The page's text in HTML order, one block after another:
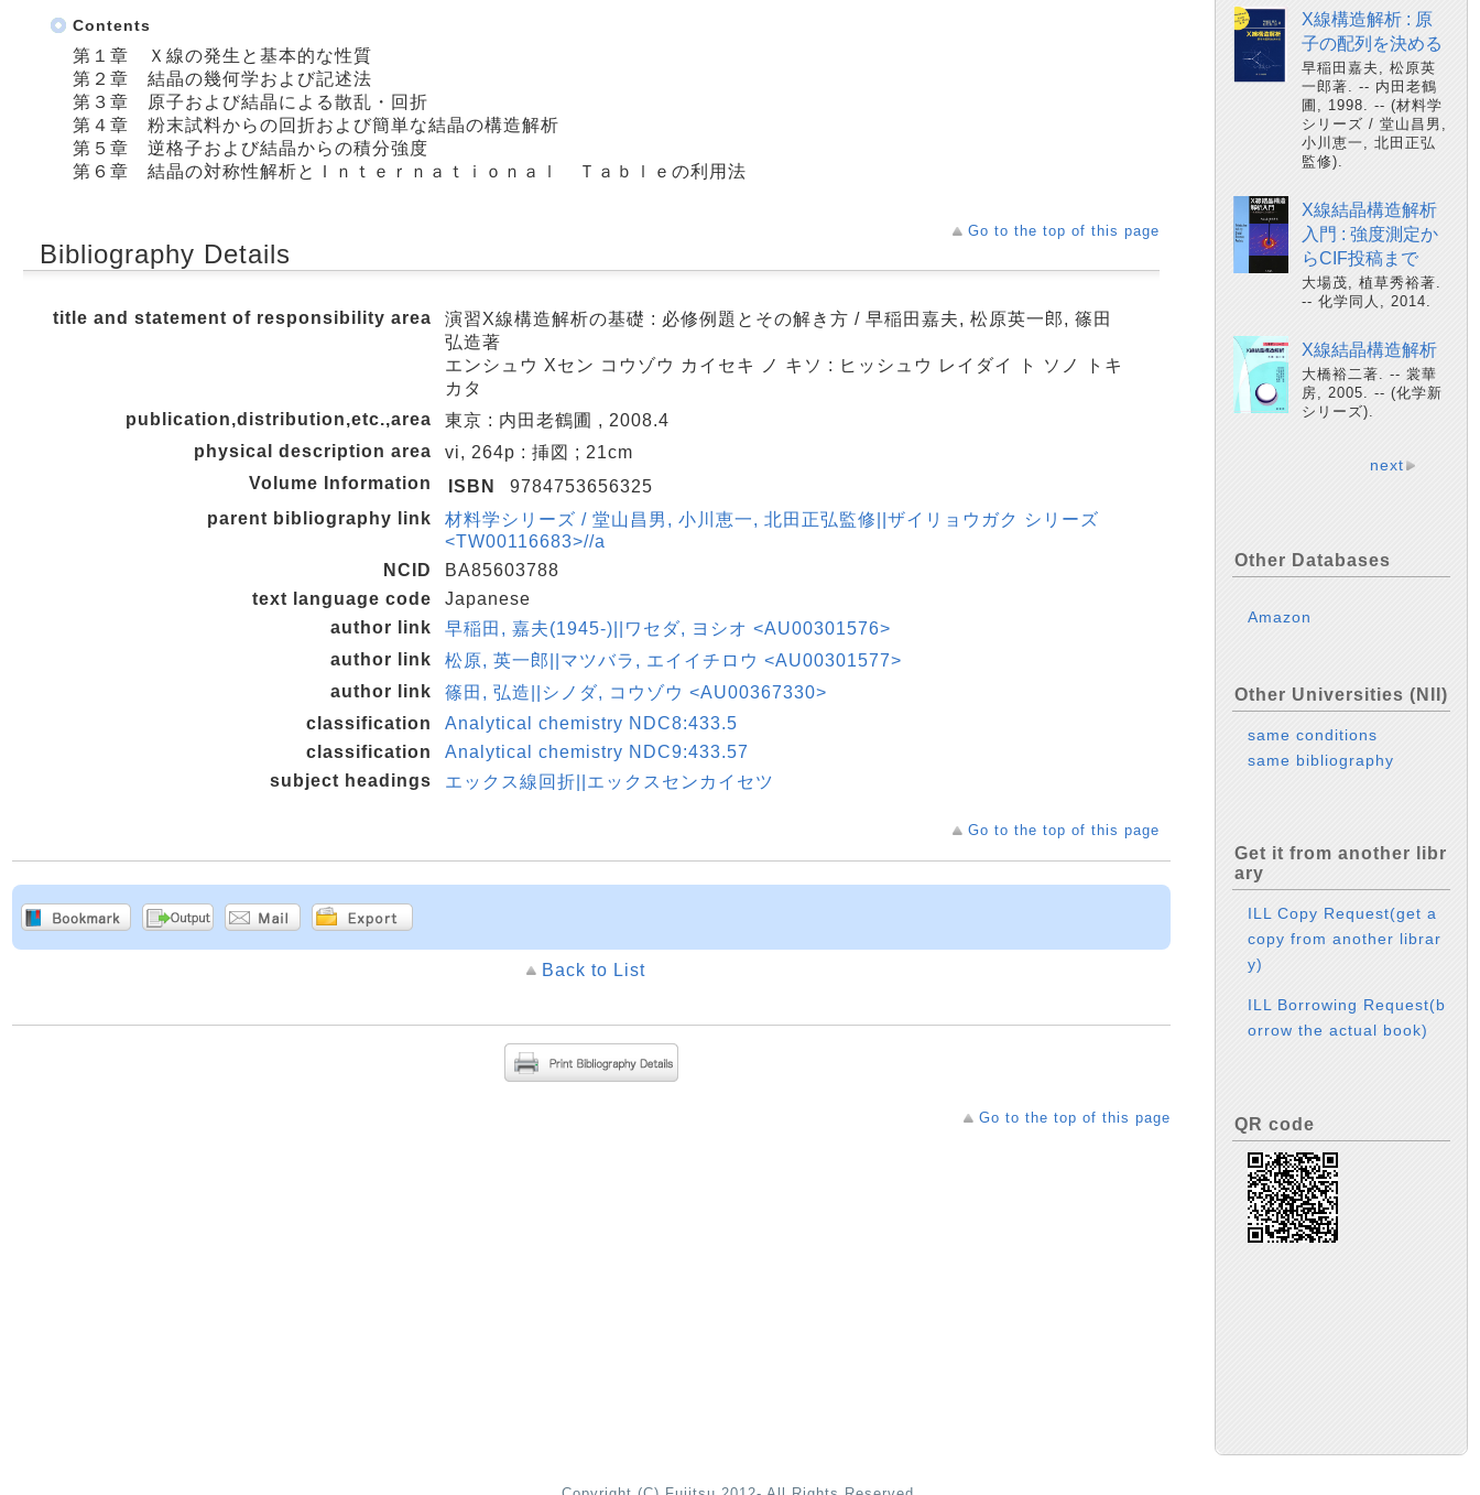
Contents
第１章 Ｘ線の発生と基本的な性質
第２章 結晶の幾何学および記述法
第３章 原子および結晶による散乱・回折
第４章 粉末試料からの回折および簡単な結晶の構造解析
第５章 逆格子および結晶からの積分強度
第６章 結晶の対称性解析とＩｎｔｅｒｎａｔｉｏｎａｌ Ｔａｂｌｅの利用法
Go to the top of this page
Bibliography Details
title and statement of responsibility area
演習X線構造解析の基礎 : 必修例題とその解き方 / 早稲田嘉夫, 松原英一郎, 篠田
弘造著
エンシュウ Xセン コウゾウ カイセキ ノ キソ : ヒッシュウ レイダイ ト ソノ トキ
カタ
publication,distribution,etc.,area
東京 : 内田老鶴圃 , 2008.4
physical description area
vi, 264p : 挿図 ; 21cm
Volume Information
ISBN
9784753656325
parent bibliography link
材料学シリーズ / 堂山昌男, 小川恵一, 北田正弘監修||ザイリョウガク シリーズ
<TW00116683>//a
NCID
BA85603788
text language code
Japanese
author link
早稲田, 嘉夫(1945-)||ワセダ, ヨシオ <AU00301576>
author link
松原, 英一郎||マツバラ, エイイチロウ <AU00301577>
author link
篠田, 弘造||シノダ, コウゾウ <AU00367330>
classification
Analytical chemistry NDC8:433.5
classification
Analytical chemistry NDC9:433.57
subject headings
エックス線回折||エックスセンカイセツ
Go to the top of this page
Back to List
Go to the top of this page
X線構造解析 : 原
子の配列を決める
早稲田嘉夫, 松原英
一郎著. -- 内田老鶴
圃, 1998. -- (材料学
シリーズ / 堂山昌男,
小川恵一, 北田正弘
監修).
X線結晶構造解析
入門 : 強度測定か
らCIF投稿まで
大場茂, 植草秀裕著.
-- 化学同人, 2014.
X線結晶構造解析
大橋裕二著. -- 裳華
房, 2005. -- (化学新
シリーズ).
next
Other Databases
Amazon
Other Universities (NII)
same conditions
same bibliography
Get it from another libr
ary
ILL Copy Request(get a
copy from another librar
y)
ILL Borrowing Request(b
orrow the actual book)
QR code